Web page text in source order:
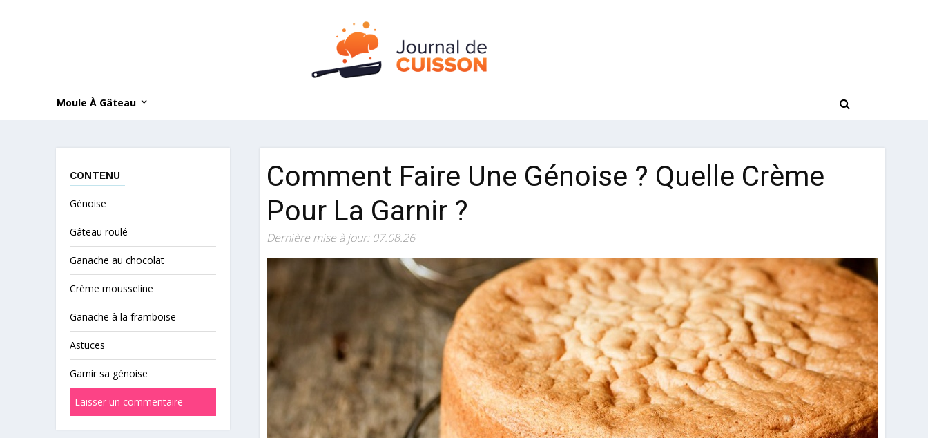
Moule À Gâteau
CONTENU
Génoise
Gâteau roulé
Ganache au chocolat
Crème mousseline
Ganache à la framboise
Astuces
Garnir sa génoise
Laisser un commentaire
Comment Faire Une Génoise ? Quelle Crème
Pour La Garnir ?
Dernière mise à jour: 07.08.26